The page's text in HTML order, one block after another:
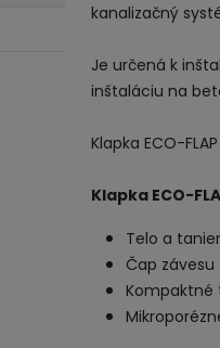
kanalizačný
Je určená k
inštaláciu na
Klapka ECO-FLAP
Klapka ECO-
Telo a
Čap závesu
Kompaktné